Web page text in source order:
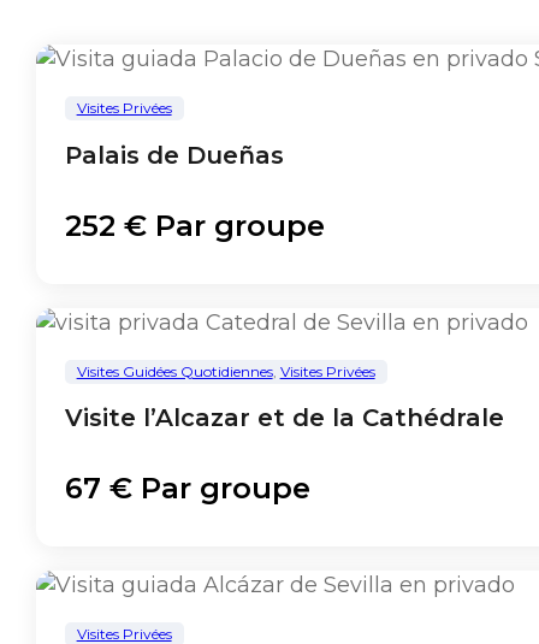
Visites Privées
Palais de Dueñas
252 € Par groupe
Visites Guidées Quotidiennes, Visites Privées
Visite l’Alcazar et de la Cathédrale
67 € Par groupe
Visites Privées